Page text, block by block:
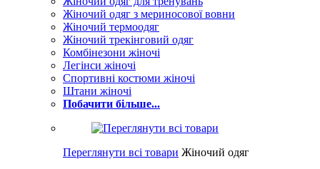
Жіночий одяг з мериносової вовни
Жіночий термоодяг
Жіночий трекінговий одяг
Комбінезони жіночі
Легінси жіночі
Спортивні костюми жіночі
Штани жіночі
Побачити більше...
Переглянути всі товари Жіночий одяг